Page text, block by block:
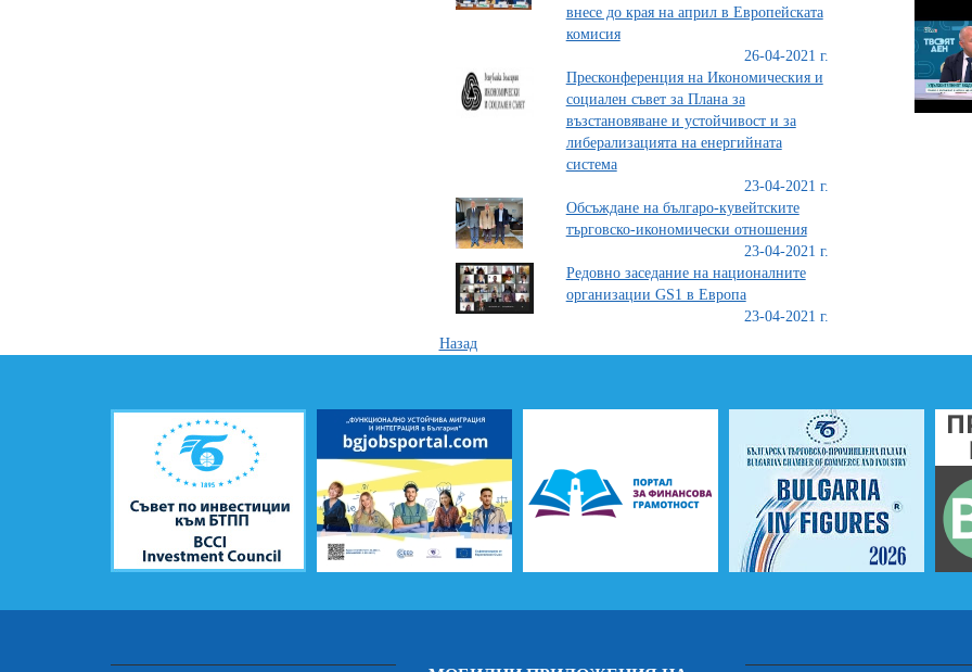
внесе до края на април в Европейската
комисия
26-04-2021 г.
Пресконференция на Икономическия и
социален съвет за Плана за
възстановяване и устойчивост и за
либерализацията на енергийната
система
23-04-2021 г.
Обсъждане на българо-кувейтските
търговско-икономически отношения
23-04-2021 г.
Редовно заседание на националните
организации GS1 в Европа
23-04-2021 г.
Назад